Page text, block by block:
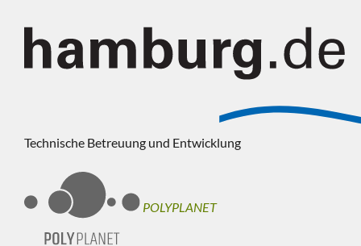
Technische Betreuung und Entwicklung
POLYPLANET